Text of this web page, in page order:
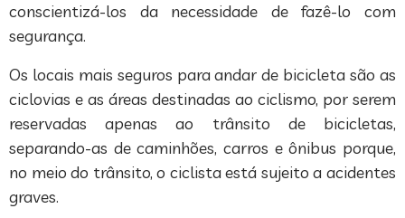
conscientizá-los da necessidade de fazê-lo com
segurança.
Os locais mais seguros para andar de bicicleta são as
ciclovias e as áreas destinadas ao ciclismo, por serem
reservadas apenas ao trânsito de bicicletas,
separando-as de caminhões, carros e ônibus porque,
no meio do trânsito, o ciclista está sujeito a acidentes
graves.